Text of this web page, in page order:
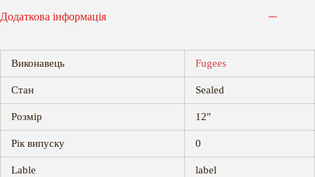
Додаткова інформація
Виконавець Fugees
Стан Sealed
Розмір 12"
Рік випуску 0
Lable label